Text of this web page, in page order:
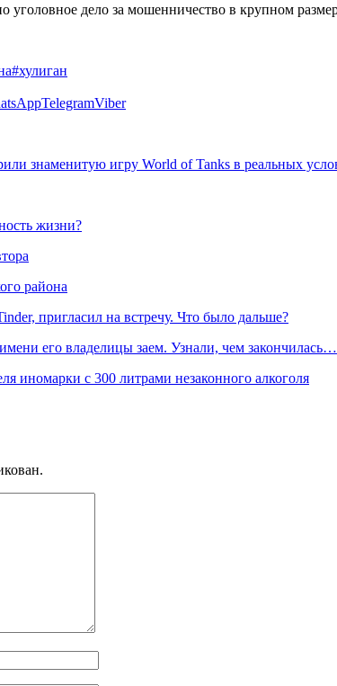
дело за мошенничество в крупном
#хулиган
TelegramViber
знаменитую игру World of Tanks в реальных
жизни?
района
пригласил на встречу. Что было дальше?
его владелицы заем. Узнали, чем закончилась…
иномарки с 300 литрами незаконного алкоголя